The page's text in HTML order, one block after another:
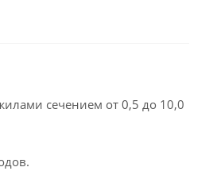
сечением от 0,5 до 10,0